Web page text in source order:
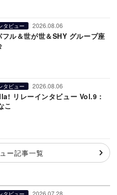
タビュー 2026.08.06
フル＆世が世＆SHY グループ座
タビュー 2026.08.06
リレーインタビュー Vol.9：
こ
ー記事一覧
タビュー 2026.07.28